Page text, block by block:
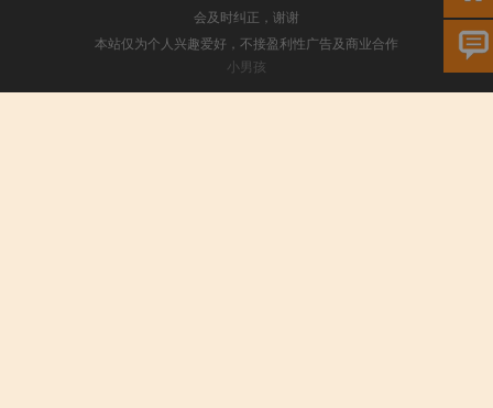
会及时纠正，谢谢
本站仅为个人兴趣爱好，不接盈利性广告及商业合作
小男孩